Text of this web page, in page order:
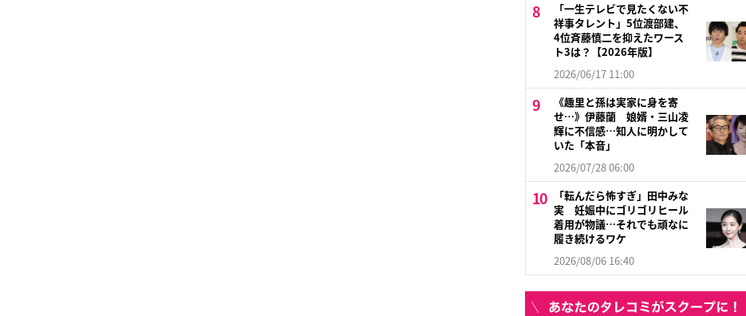
「一生テレビで見たくない不
祥事タレント」5位渡部建、
4位斉藤慎二を抑えたワース
ト3は？【2026年版】
2026/06/17 11:00
《趣里と孫は実家に身を寄
せ…》伊藤蘭 娘婿・三山凌
輝に不信感…知人に明かして
いた「本音」
2026/07/28 06:00
「転んだら怖すぎ」田中みな
実 妊娠中にゴリゴリヒール
着用が物議…それでも頑なに
履き続けるワケ
2026/08/06 16:40